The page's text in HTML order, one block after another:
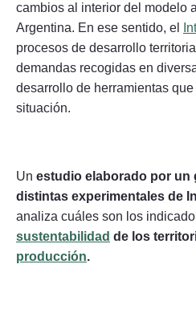
cambios al interior del modelo
Argentina. En ese sentido, el
procesos de desarrollo
demandas recogidas en
desarrollo de herramientas
situación.
Un estudio elaborado por un
distintas experimentales de
analiza cuáles son los
sustentabilidad de los
producción.